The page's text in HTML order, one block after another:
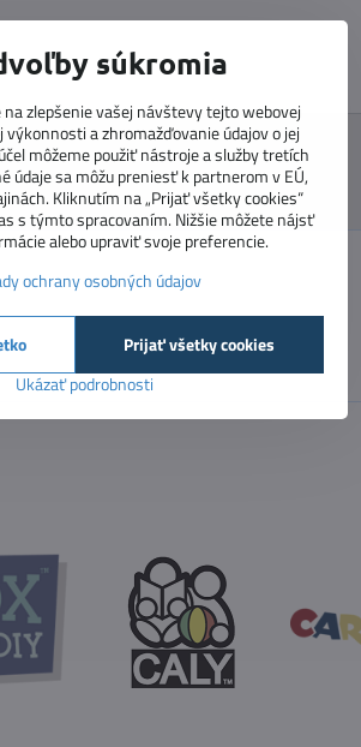
súkromia
na zlepšenie vašej návštevy tejto webovej
výkonnosti a zhromažďovanie údajov o jej
môžeme použiť nástroje a služby tretích
údaje sa môžu preniesť k partnerom v EÚ,
Kliknutím na „Prijať všetky cookies“
s týmto spracovaním. Nižšie môžete nájsť
alebo upraviť svoje preferencie.
ochrany osobných údajov
Ukázať podrobnosti
Prijať všetky cookies